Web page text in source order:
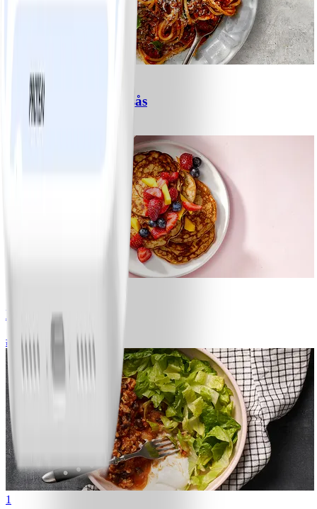
Spagetti med köttfärssås
10 MIN
Bananpannkakor
# Lätt5 MIN
1